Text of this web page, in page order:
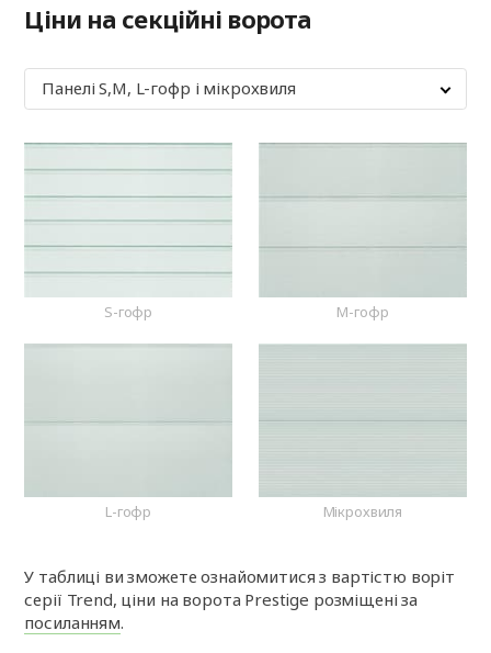
Ціни на секційні ворота
Панелі S,M, L-гофр і мікрохвиля
S-гофр M-гофр
L-гофр Мікрохвиля
У таблиці ви зможете ознайомитися з вартістю воріт
серії Trend, ціни на ворота Prestige розміщені за
посиланням.